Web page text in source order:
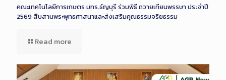
คณะเทคโนโลยีการเกษตร มทร.ธัญบุรี ร่วมพิธี ถวายเทียนพรรษา ประจำปี
2569 สืบสานพระพุทธศาสนาและส่งเสริมคุณธรรมจริยธรรม
Read more